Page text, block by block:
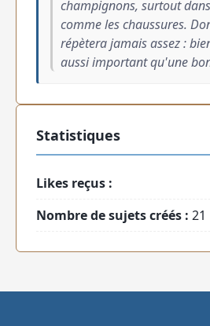
champignons, surtout
comme les chaussures.
répètera jamais assez :
aussi important qu'une
Statistiques
Likes reçus :
Nombre de sujets créés : 21